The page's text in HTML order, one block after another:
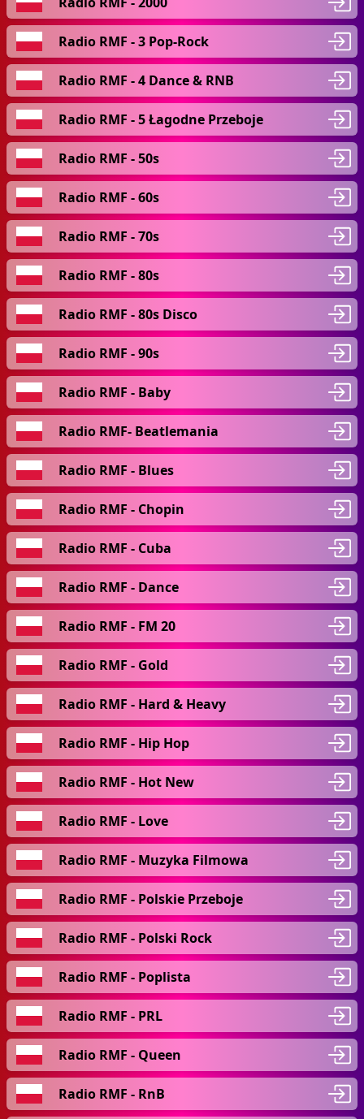
Radio RMF - 3 Pop-Rock
Radio RMF - 4 Dance & RNB
Radio RMF - 5 Łagodne Przeboje
Radio RMF - 50s
Radio RMF - 60s
Radio RMF - 70s
Radio RMF - 80s
Radio RMF - 80s Disco
Radio RMF - 90s
Radio RMF - Baby
Radio RMF- Beatlemania
Radio RMF - Blues
Radio RMF - Chopin
Radio RMF - Cuba
Radio RMF - Dance
Radio RMF - FM 20
Radio RMF - Gold
Radio RMF - Hard & Heavy
Radio RMF - Hip Hop
Radio RMF - Hot New
Radio RMF - Love
Radio RMF - Muzyka Filmowa
Radio RMF - Polskie Przeboje
Radio RMF - Polski Rock
Radio RMF - Poplista
Radio RMF - PRL
Radio RMF - Queen
Radio RMF - RnB